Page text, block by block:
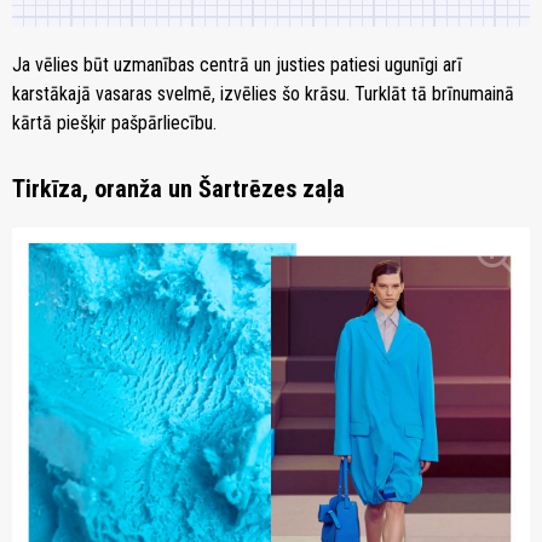
Ja vēlies būt uzmanības centrā un justies patiesi ugunīgi arī
karstākajā vasaras svelmē, izvēlies šo krāsu. Turklāt tā brīnumainā
kārtā piešķir pašpārliecību.
Tirkīza, oranža un Šartrēzes zaļa
zoom_in